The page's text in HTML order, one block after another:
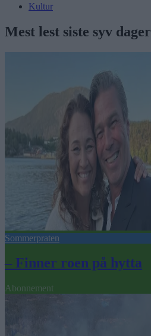
Kultur
Mest lest siste syv dager
Sommerpraten
– Finner roen på hytta
Abonnement